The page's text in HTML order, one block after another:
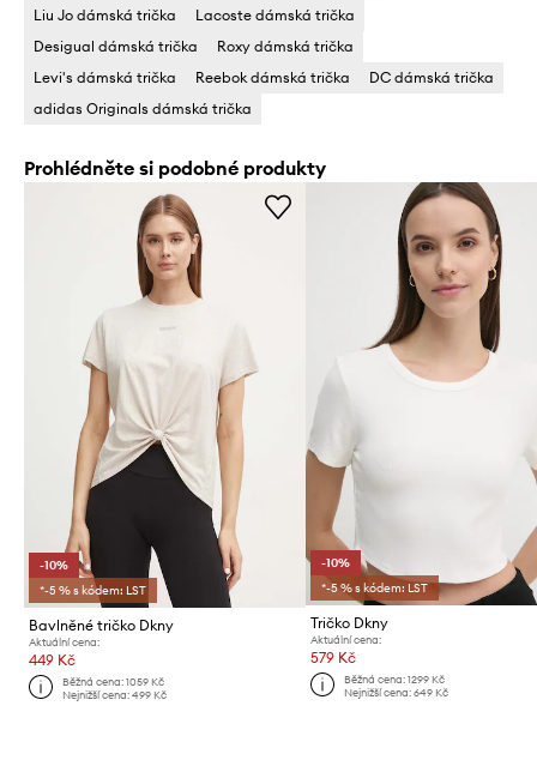
Liu Jo dámská trička
Lacoste dámská trička
Desigual dámská trička
Roxy dámská trička
Levi's dámská trička
Reebok dámská trička
DC dámská trička
adidas Originals dámská trička
Prohlédněte si podobné produkty
-10%
*-5 % s kódem: LST
Bavlněné tričko Dkny
Aktuální cena:
449 Kč
Běžná cena:1059 Kč
Nejnižší cena:499 Kč
-10%
*-5 % s kódem: LST
Tričko Dkny
Aktuální cena:
579 Kč
Běžná cena: 1299 Kč
Nejnižší cena: 649 Kč